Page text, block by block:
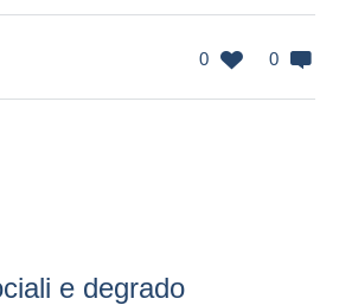
0 0
e degrado